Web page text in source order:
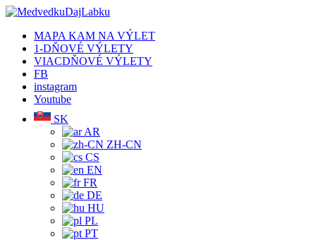
MAPA KAM NA VÝLET
1-DŇOVÉ VÝLETY
VIACDŇOVÉ VÝLETY
FB
instagram
Youtube
SK
AR
ZH-CN
CS
EN
FR
DE
HU
PL
PT